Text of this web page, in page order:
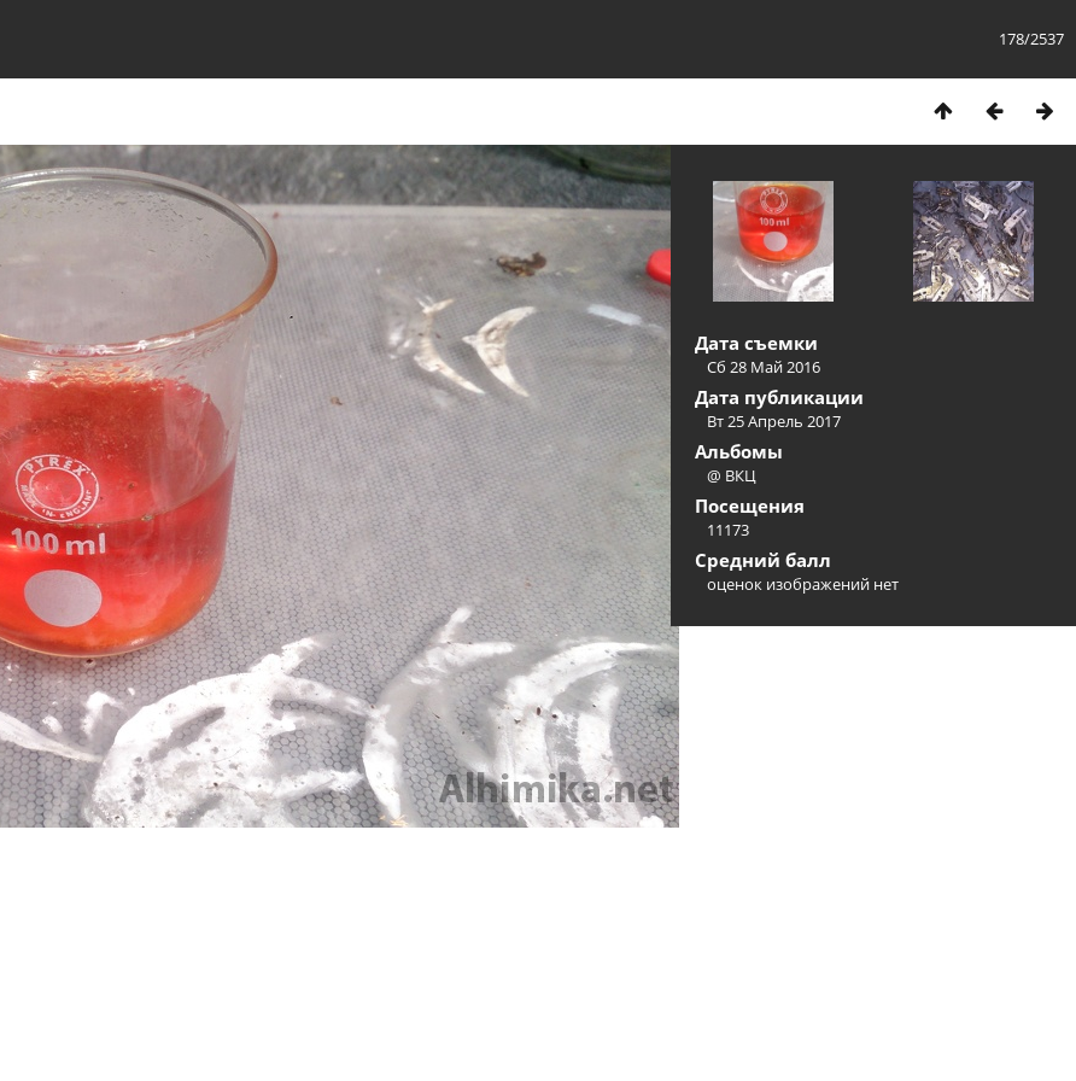
178/2537
Дата съемки
Сб 28 Май 2016
Дата публикации
Вт 25 Апрель 2017
Альбомы
@ ВКЦ
Посещения
11173
Средний балл
оценок изображений нет